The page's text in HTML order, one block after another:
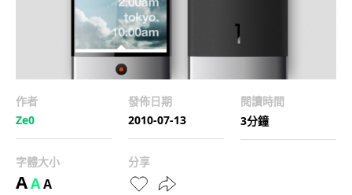
作者
Ze0
發佈日期
2010-07-13
閱讀時間
3分鐘
字體大小
AAA
分享